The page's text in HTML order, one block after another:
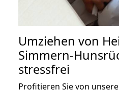
Umziehen von
Simmern-
stressfrei
Profitieren Sie von